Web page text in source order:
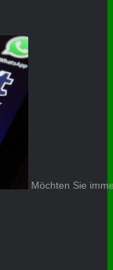
Möchten Sie